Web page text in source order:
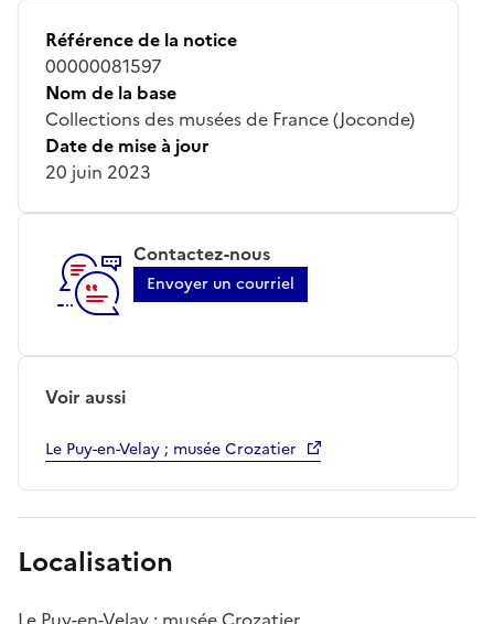
Référence de la notice
00000081597
Nom de la base
Collections des musées de France (Joconde)
Date de mise à jour
20 juin 2023
Contactez-nous
Envoyer un courriel
Voir aussi
Le Puy-en-Velay ; musée Crozatier
Localisation